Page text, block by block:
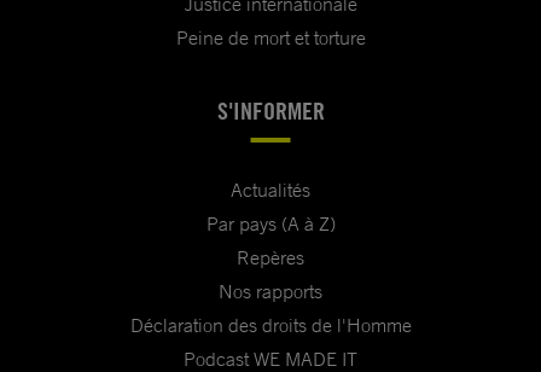
Peine de mort et torture
S'INFORMER
Actualités
Par pays (A à Z)
Repères
Nos rapports
Déclaration des droits de l'Homme
Podcast WE MADE IT